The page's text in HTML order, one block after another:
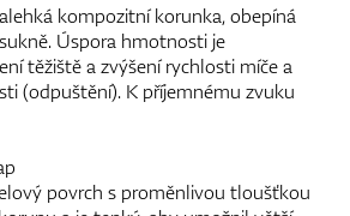
kompozitní korunka, obepíná
Úspora hmotnosti je
těžiště a zvýšení rychlosti míče a
(odpuštění). K příjemnému zvuku
povrch s proměnlivou tloušťkou